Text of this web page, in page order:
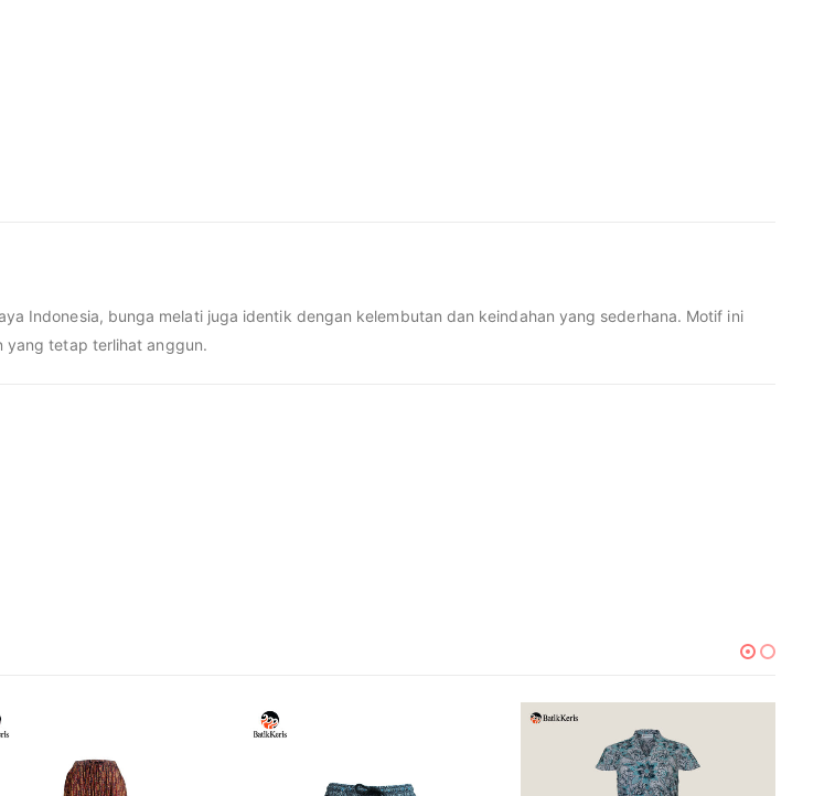
Indonesia, bunga melati juga identik dengan kelembutan dan keindahan yang sederhana. Motif ini
yang tetap terlihat anggun.